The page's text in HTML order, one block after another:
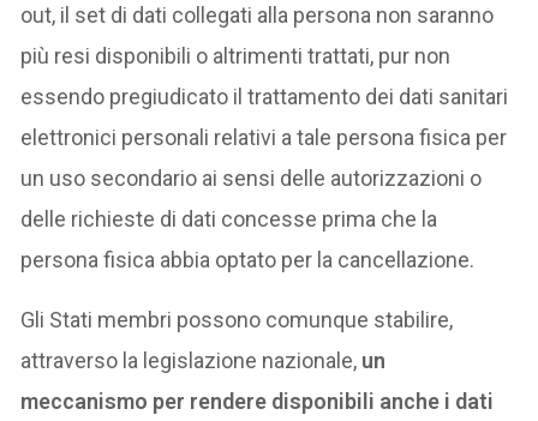
out, il set di dati collegati alla persona non saranno
più resi disponibili o altrimenti trattati, pur non
essendo pregiudicato il trattamento dei dati sanitari
elettronici personali relativi a tale persona fisica per
un uso secondario ai sensi delle autorizzazioni o
delle richieste di dati concesse prima che la
persona fisica abbia optato per la cancellazione.
Gli Stati membri possono comunque stabilire,
attraverso la legislazione nazionale, un
meccanismo per rendere disponibili anche i dati